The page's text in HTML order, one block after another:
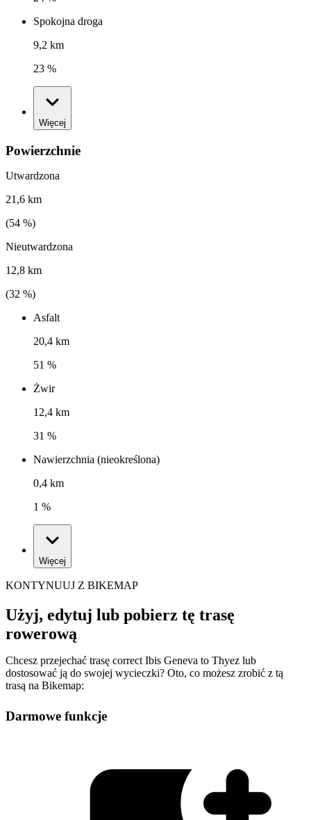
Spokojna droga
9,2 km
23 %
Więcej
Powierzchnie
Utwardzona
21,6 km
(54 %)
Nieutwardzona
12,8 km
(32 %)
Asfalt
20,4 km
51 %
Żwir
12,4 km
31 %
Nawierzchnia (nieokreślona)
0,4 km
1 %
Więcej
KONTYNUUJ Z BIKEMAP
Użyj, edytuj lub pobierz tę trasę
rowerową
Chcesz przejechać trasę correct Ibis Geneva to Thyez lub
dostosować ją do swojej wycieczki? Oto, co możesz zrobić z tą
trasą na Bikemap:
Darmowe funkcje